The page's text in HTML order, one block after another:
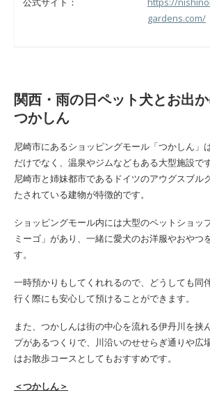
gardens.com/
関西・雨の日ペット犬とお出か
つかしん
尼崎市にあるショッピングモール「つかしん」
だけでなく、温泉やジムなどもある大型施設です
尼崎市と姉妹都市であるドイツのアウグスブル
たされている建物が特徴的です。
ショッピングモール内には大型のペットショッ
ミーゴ」があり、一緒に愛犬のお洋服やおやつ
す。
一時預かりもしてくれれるので、どうしても同
行く際にも安心して預けることができます。
また、つかしんは街の中心を流れる伊丹川を挟
プがあるつくりで、川沿いのせせらぎ通りや広
はお散歩コースとしてもおすすめです。
＜つかしん＞